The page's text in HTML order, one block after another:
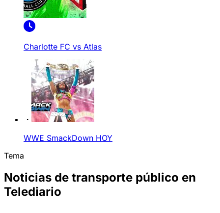
Charlotte FC vs Atlas
WWE SmackDown HOY
Tema
Noticias de transporte público en
Telediario